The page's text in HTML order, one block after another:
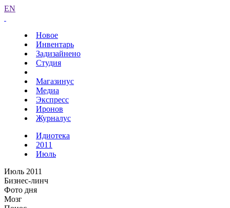
EN
Новое
Инвентарь
Задизайнено
Студия
Магазинус
Медиа
Экспресс
Иронов
Журналус
Идиотека
2011
Июль
Июль 2011
Бизнес-линч
Фото дня
Мозг